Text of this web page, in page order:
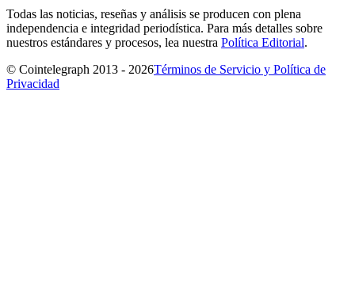
Todas las noticias, reseñas y análisis se producen con plena
independencia e integridad periodística. Para más detalles sobre
nuestros estándares y procesos, lea nuestra Política Editorial.
© Cointelegraph 2013 - 2026Términos de Servicio y Política de
Privacidad